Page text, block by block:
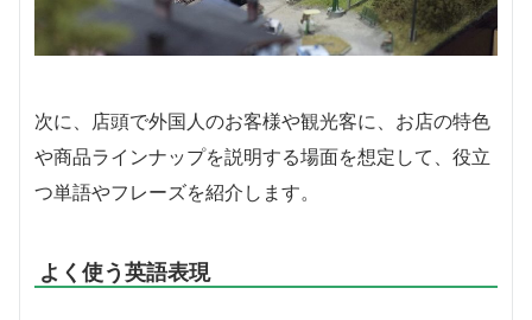
次に、店頭で外国人のお客様や観光客に、お店の特色
や商品ラインナップを説明する場面を想定して、役立
つ単語やフレーズを紹介します。
よく使う英語表現